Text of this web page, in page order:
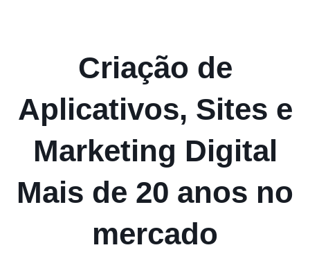
Criação de
Aplicativos, Sites e
Marketing Digital
Mais de 20 anos no
mercado